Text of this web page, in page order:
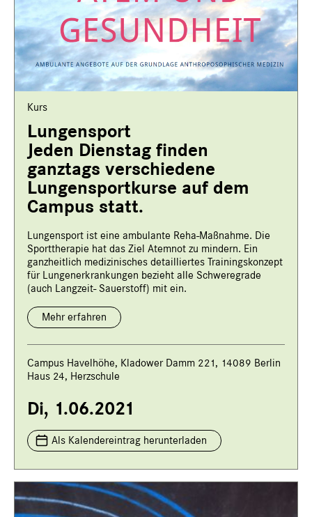
Kurs
Lungensport
Jeden Dienstag finden
ganztags verschiedene
Lungensportkurse auf dem
Campus statt.
Lungensport ist eine ambulante Reha-Maßnahme. Die
Sporttherapie hat das Ziel Atemnot zu mindern. Ein
ganzheitlich medizinisches detailliertes Trainingskonzept
für Lungenerkrankungen bezieht alle Schweregrade
(auch Langzeit- Sauerstoff) mit ein.
Mehr erfahren
Campus Havelhöhe, Kladower Damm 221, 14089 Berlin
Haus 24, Herzschule
Di, 1.06.2021
Als Kalendereintrag herunterladen